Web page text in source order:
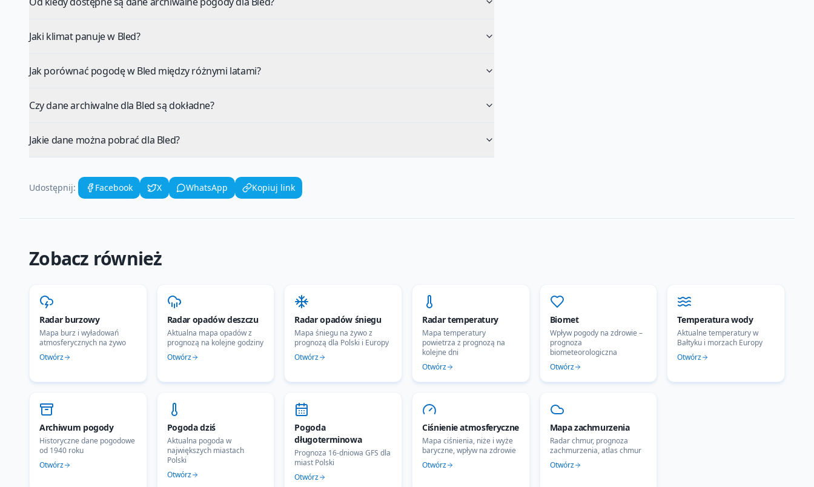
Jaki klimat panuje w Bled?
Jak porównać pogodę w Bled między różnymi latami?
Czy dane archiwalne dla Bled są dokładne?
Jakie dane można pobrać dla Bled?
Udostępnij: Facebook X WhatsApp Kopiuj link
Zobacz również
Radar burzowy
Mapa burz i wyładowań
atmosferycznych na żywo
Otwórz
Radar opadów deszczu
Aktualna mapa opadów z
prognozą na kolejne godziny
Otwórz
Radar opadów śniegu
Mapa śniegu na żywo z
prognozą dla Polski i Europy
Otwórz
Radar temperatury
Mapa temperatury
powietrza z prognozą na
kolejne dni
Otwórz
Biomet
Wpływ pogody na zdrowie –
prognoza
biometeorologiczna
Otwórz
Temperatura wody
Aktualne temperatury w
Bałtyku i morzach Europy
Otwórz
Archiwum pogody
Historyczne dane pogodowe
od 1940 roku
Otwórz
Pogoda dziś
Aktualna pogoda w
największych miastach
Polski
Otwórz
Pogoda
długoterminowa
Prognoza 16-dniowa GFS dla
miast Polski
Otwórz
Ciśnienie atmosferyczne
Mapa ciśnienia, niże i wyże
baryczne, wpływ na zdrowie
Otwórz
Mapa zachmurzenia
Radar chmur, prognoza
zachmurzenia, atlas chmur
Otwórz